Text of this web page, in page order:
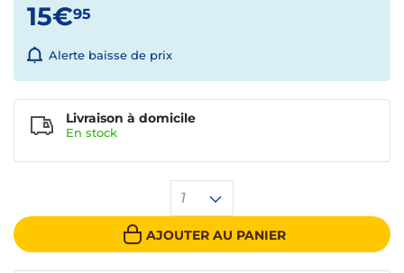
15€95
Alerte baisse de prix
1
AJOUTER AU PANIER
Livraison à domicile
En stock